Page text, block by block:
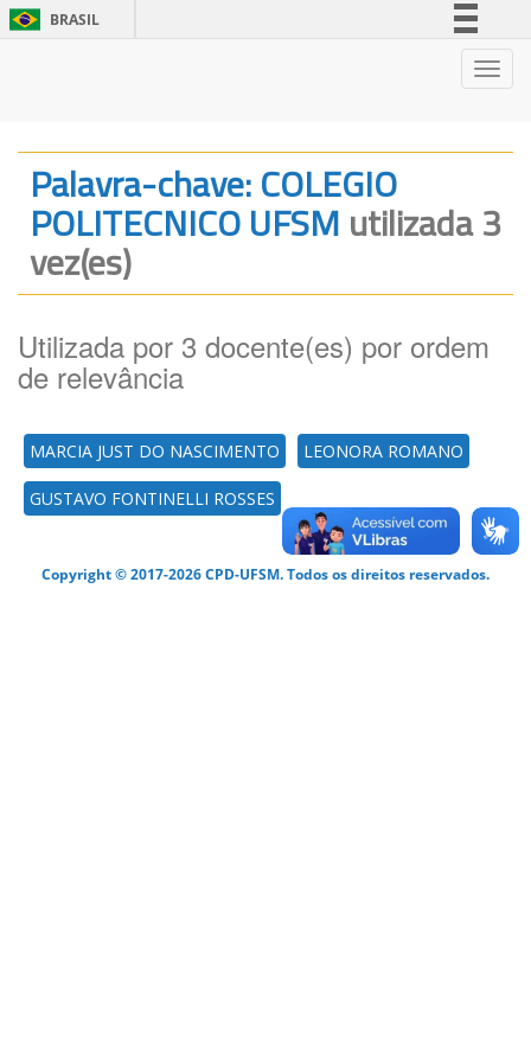
BRASIL
Legislação
Canais
Palavra-chave: COLEGIO
POLITECNICO UFSM utilizada 3
vez(es)
Utilizada por 3 docente(es) por ordem
de relevância
MARCIA JUST DO NASCIMENTO LEONORA ROMANO
GUSTAVO FONTINELLI ROSSES
Copyright © 2017-2026 CPD-UFSM. Todos os direitos reservados.